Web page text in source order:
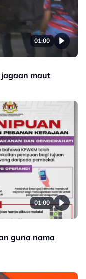
01:00
jagaan maut
01:00
guna nama